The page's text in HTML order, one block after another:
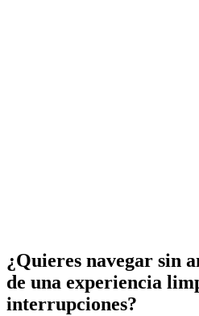
¿Quieres navegar sin
de una experiencia
interrupciones?